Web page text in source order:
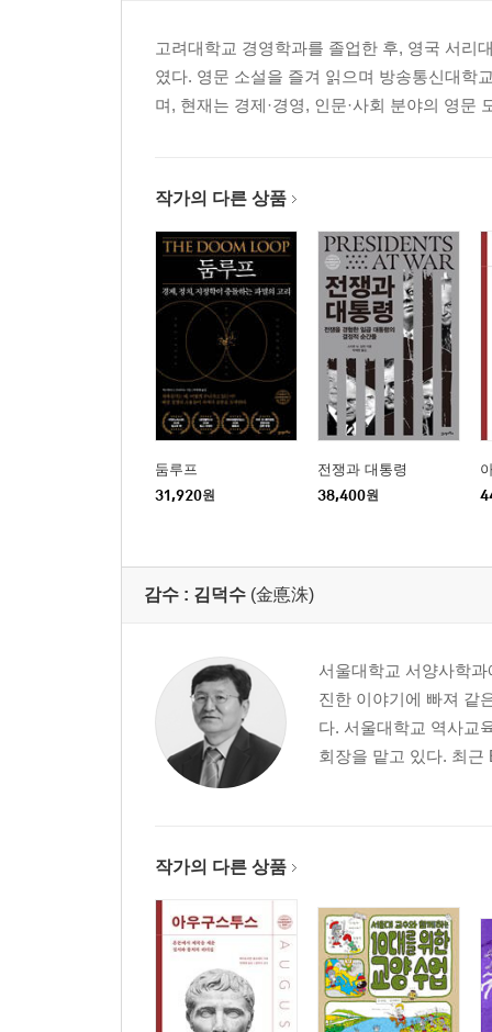
고려대학교 경영학과를 졸업한 후, 영국 서리
였다. 영문 소설을 즐겨 읽으며 방송통신대학
며, 현재는 경제·경영, 인문·사회 분야의 영문
작가의 다른 상품
둠루프
31,920원
전쟁과 대통령
38,400원
감수 : 김덕수 (金悳洙)
서울대학교 서양사학
진한 이야기에 빠져 같
다. 서울대학교 역사교
회장을 맡고 있다. 최근
작가의 다른 상품